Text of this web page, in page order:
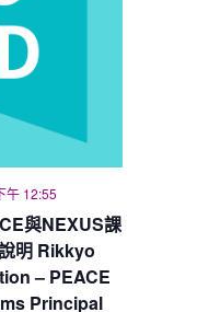
與NEXUS課
明 Rikkyo
– PEACE
Principal
午 12:55